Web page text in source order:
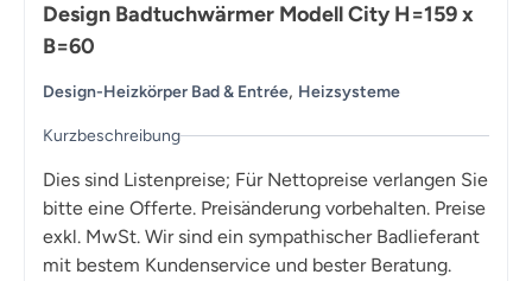
Design Badtuchwärmer Modell City H=159 x
B=60
Design-Heizkörper Bad & Entrée, Heizsysteme
Kurzbeschreibung
Dies sind Listenpreise; Für Nettopreise verlangen Sie
bitte eine Offerte. Preisänderung vorbehalten. Preise
exkl. MwSt. Wir sind ein sympathischer Badlieferant
mit bestem Kundenservice und bester Beratung.